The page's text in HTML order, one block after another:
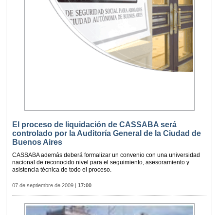
El proceso de liquidación de CASSABA será
controlado por la Auditoría General de la Ciudad de
Buenos Aires
CASSABA además deberá formalizar un convenio con una universidad
nacional de reconocido nivel para el seguimiento, asesoramiento y
asistencia técnica de todo el proceso.
07 de septiembre de 2009 17:00